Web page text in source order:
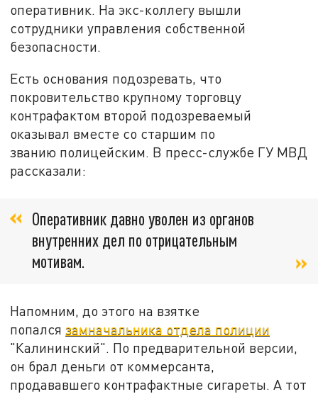
оперативник. На экс-коллегу вышли
сотрудники управления собственной
безопасности.
Есть основания подозревать, что
покровительство крупному торговцу
контрафактом второй подозреваемый
оказывал вместе со старшим по
званию полицейским. В пресс-службе ГУ МВД
рассказали:
Оперативник давно уволен из органов
внутренних дел по отрицательным
мотивам.
Напомним, до этого на взятке
попалсязамначальника отдела полиции
"Калининский". По предварительной версии,
он брал деньги от коммерсанта,
продававшего контрафактные сигареты. А тот